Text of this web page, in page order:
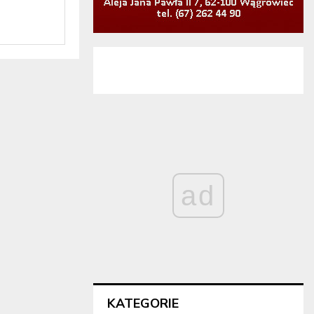
ad
KATEGORIE